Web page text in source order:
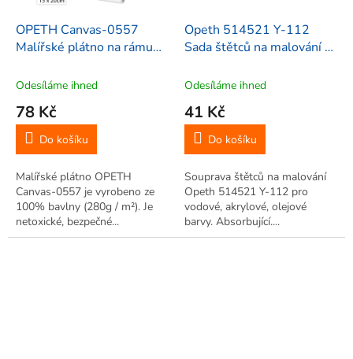
OPETH Canvas-0557
Malířské plátno na rámu
Odesíláme ihned
78 Kč
Do košíku
Malířské plátno OPETH
Canvas-0557 je vyrobeno ze
100% bavlny (280g / m²). Je
netoxické, bezpečné...
Opeth 514521 Y-112
Sada štětců na malování 2,
Odesíláme ihned
41 Kč
Do košíku
Souprava štětců na malování
Opeth 514521 Y-112 pro
vodové, akrylové, olejové
barvy. Absorbující....